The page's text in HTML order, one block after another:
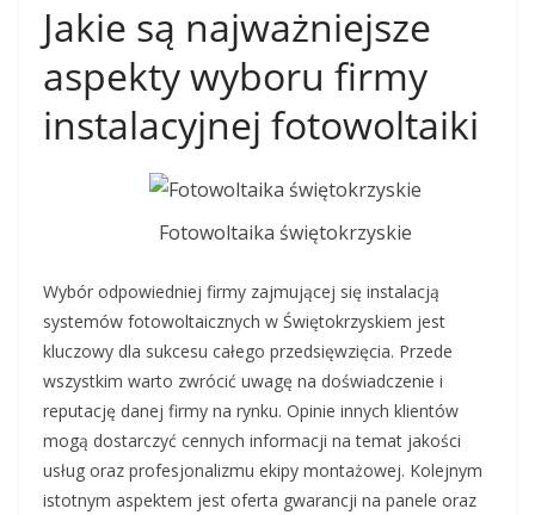
Jakie są najważniejsze
aspekty wyboru firmy
instalacyjnej fotowoltaiki
Fotowoltaika świętokrzyskie
Wybór odpowiedniej firmy zajmującej się instalacją
systemów fotowoltaicznych w Świętokrzyskiem jest
kluczowy dla sukcesu całego przedsięwzięcia. Przede
wszystkim warto zwrócić uwagę na doświadczenie i
reputację danej firmy na rynku. Opinie innych klientów
mogą dostarczyć cennych informacji na temat jakości
usług oraz profesjonalizmu ekipy montażowej. Kolejnym
istotnym aspektem jest oferta gwarancji na panele oraz